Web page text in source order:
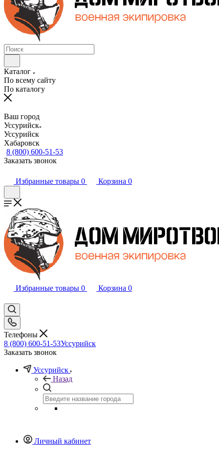
Каталог
По всему сайту
По каталогу
Ваш город
Уссурийск
Уссурийск
Хабаровск
8 (800) 600-51-53
Заказать звонок
Избранные товары 0 Корзина 0
Избранные товары 0 Корзина 0
Телефоны
8 (800) 600-51-53Уссурийск
Заказать звонок
Уссурийск
Назад
Личный кабинет